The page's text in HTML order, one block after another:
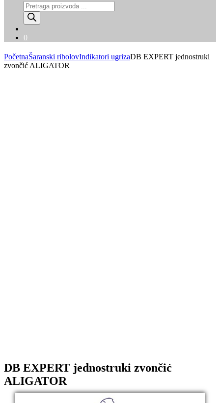
Products
search
0
PočetnaŠaranski ribolovIndikatori ugrizaDB EXPERT jednostruki
zvončić ALIGATOR
DB EXPERT jednostruki zvončić
ALIGATOR